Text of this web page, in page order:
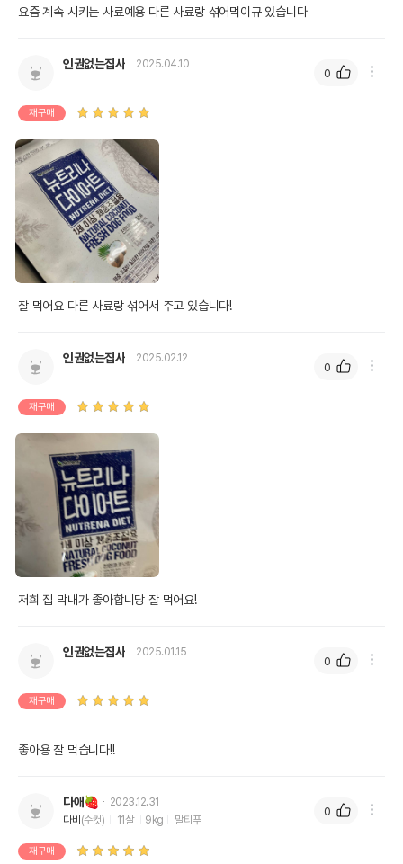
품명 및 모델명
법에 의한 인증,허가 등을
받았음을 확인할수 있는
제조국 또는 원산지
제조자,수입품의 경우
수입자를 함께 표기
또는 소비자상담 관련
요즘 계속 시키는 사료예용 다른 사료랑 섞어먹이규 있습니다
인권없는집사 2025.04.10
재구매
잘 먹어요 다른 사료랑 섞어서 주고 있습니다!
0
인권없는집사 2025.02.12
재구매
저희 집 막내가 좋아합니당 잘 먹어요!
0
인권없는집사 2025.01.15
재구매
좋아용 잘 먹습니다!!
0
다애🍓
2023.12.31
다비 (수컷) 11살 9kg 말티푸
재구매
0